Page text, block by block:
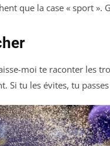
que la case « sport ».
moi te raconter les
Si tu les évites, tu